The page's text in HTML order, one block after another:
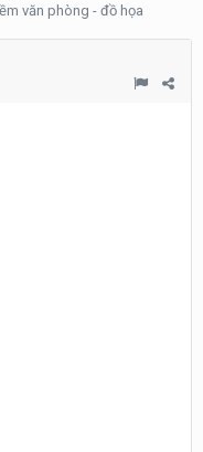
văn phòng - đồ họa